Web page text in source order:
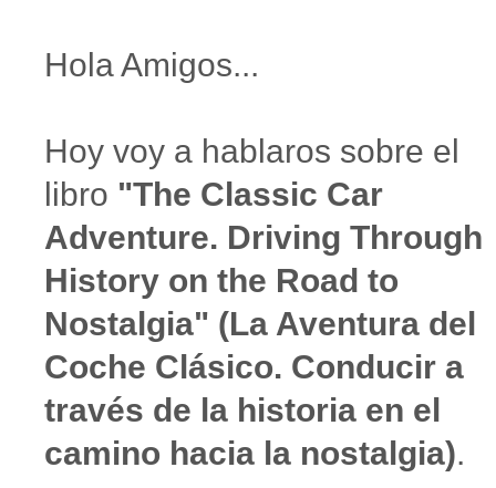
Hola Amigos...
Hoy voy a hablaros sobre el
libro "The Classic Car
Adventure. Driving Through
History on the Road to
Nostalgia" (La Aventura del
Coche Clásico. Conducir a
través de la historia en el
camino hacia la nostalgia).